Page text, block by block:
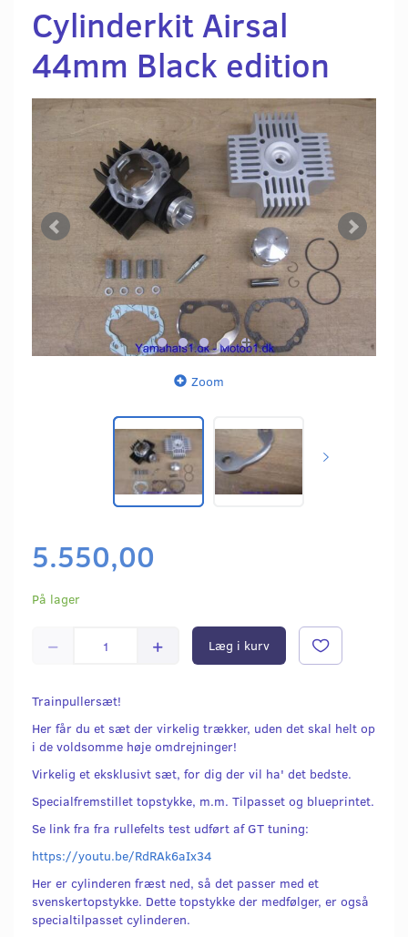
Cylinderkit Airsal
44mm Black edition
Zoom
5.550,00
På lager
Læg i kurv
Trainpullersæt!
Her får du et sæt der virkelig trækker, uden det skal helt op
i de voldsomme høje omdrejninger!
Virkelig et eksklusivt sæt, for dig der vil ha' det bedste.
Specialfremstillet topstykke, m.m. Tilpasset og blueprintet.
Se link fra fra rullefelts test udført af GT tuning:
https://youtu.be/RdRAk6aIx34
Her er cylinderen fræst ned, så det passer med et
svenskertopstykke. Dette topstykke der medfølger, er også
specialtilpasset cylinderen.